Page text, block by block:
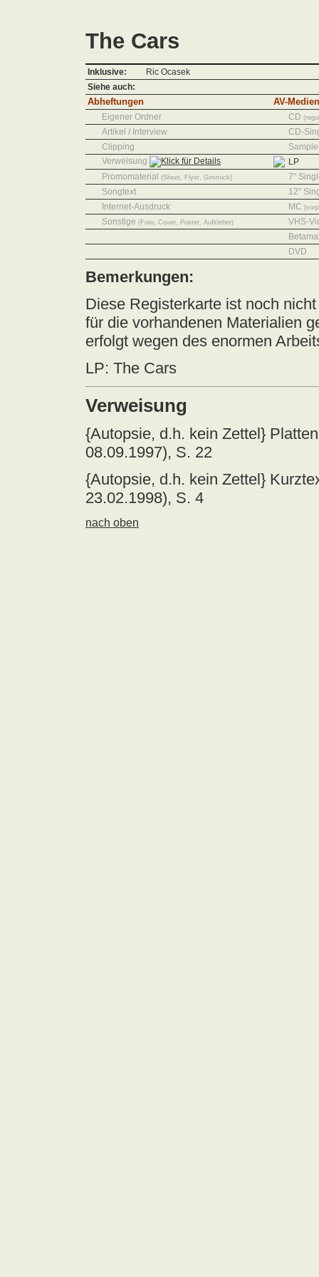
The Cars
Inklusive:
Ric Ocasek
Siehe auch:
Abheftungen AV-Medien
Eigener Ordner CD
Artikel / Interview
CD-
Clipping
Verweisung
LP
Promomaterial (Sheet, Flyer, Gimmick)
7"
Songtext
12"
Internet-Ausdruck
MC
Sonstige (Foto, Cover, Poster, Aufkleber)
VHS-
DVD
Bemerkungen:
Diese Registerkarte ist noch
für die vorhandenen Materialien
erfolgt wegen des enormen
LP: The Cars
Verweisung
{Autopsie, d.h. kein Zettel}
08.09.1997), S. 22
{Autopsie, d.h. kein Zettel}
23.02.1998), S. 4
nach oben